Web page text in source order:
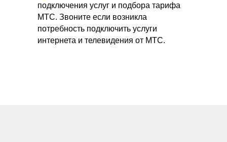
подключения услуг и подбора тарифа
МТС. Звоните если возникла
потребность подключить услуги
интернета и телевидения от МТС.